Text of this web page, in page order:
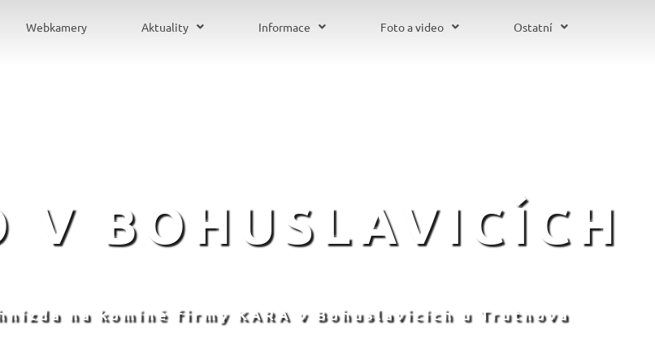
Webkamery Aktuality Informace Foto a video Ostatní
V BOHUSLAVICÍCH
na komíně firmy KARA v Bohuslavicích u Trutnova